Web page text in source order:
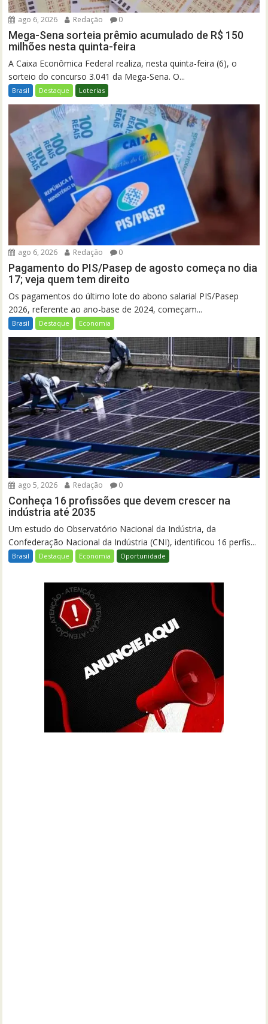
ago 6, 2026 Redação 0
Mega-Sena sorteia prêmio acumulado de R$ 150
milhões nesta quinta-feira
A Caixa Econômica Federal realiza, nesta quinta-feira (6), o
sorteio do concurso 3.041 da Mega-Sena. O...
Brasil Destaque Loterias
ago 6, 2026 Redação 0
Pagamento do PIS/Pasep de agosto começa no dia
17; veja quem tem direito
Os pagamentos do último lote do abono salarial PIS/Pasep
2026, referente ao ano-base de 2024, começam...
Brasil Destaque Economia
ago 5, 2026 Redação 0
Conheça 16 profissões que devem crescer na
indústria até 2035
Um estudo do Observatório Nacional da Indústria, da
Confederação Nacional da Indústria (CNI), identificou 16 perfis...
Brasil Destaque Economia Oportunidade